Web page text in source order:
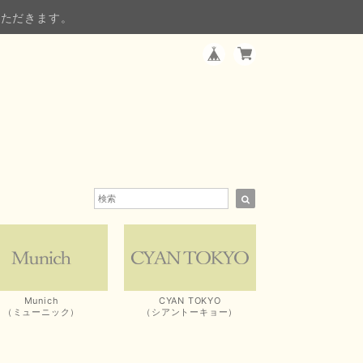
だきます。
Munich
（ミューニック）
CYAN TOKYO
（シアントーキョー）